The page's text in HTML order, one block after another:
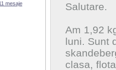
mesaje Salutare.
Am 1,92
luni. Sunt
clasa,